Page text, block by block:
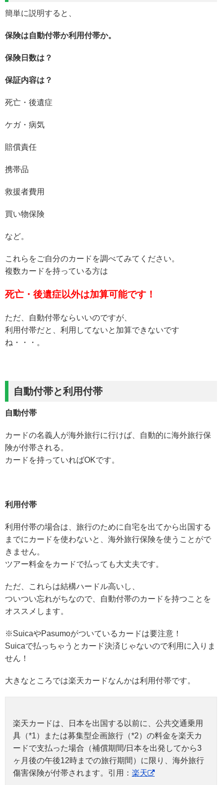
簡単に説明すると、
保険は自動付帯か利用付帯か。
保険日数は？
保証内容は？
死亡・後遺症
ケガ・病気
賠償責任
携帯品
救援者費用
買い物保険
など。
これらをご自分のカードを調べてみてください。
複数カードを持っている方は
死亡・後遺症以外は加算可能です！
ただ、自動付帯ならいいのですが、
利用付帯だと、利用してないと加算できないです
ね・・・。
自動付帯と利用付帯
自動付帯
カードの名義人が海外旅行に行けば、自動的に海外旅行保
険が付帯される。
カードを持っていればOKです。
利用付帯
利用付帯の場合は、旅行のために自宅を出てから出国する
までにカードを使わないと、海外旅行保険を使うことがで
きません。
ツアー料金をカードで払っても大丈夫です。
ただ、これらは結構ハードル高いし、
ついつい忘れがちなので、自動付帯のカードを持つことを
オススメします。
※SuicaやPasumoがついているカードは要注意！
Suicaで払っちゃうとカード決済じゃないので利用に入りま
せん！
大きなところでは楽天カードなんかは利用付帯です。
楽天カードは、日本を出国する以前に、公共交通乗用
具（*1）または募集型企画旅行（*2）の料金を楽天カ
ードで支払った場合（補償期間/日本を出発してから3
ヶ月後の午後12時までの旅行期間）に限り、海外旅行
傷害保険が付帯されます。引用： 楽天